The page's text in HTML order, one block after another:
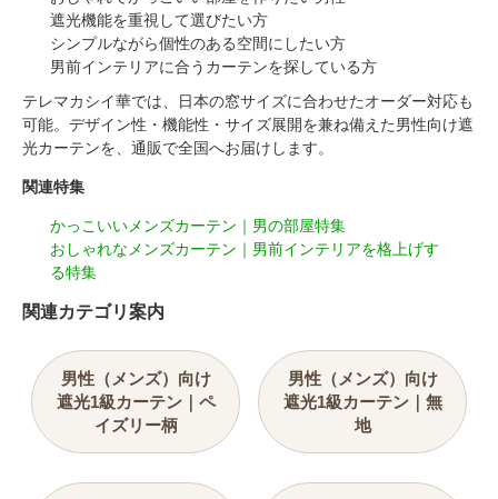
遮光機能を重視して選びたい方
シンプルながら個性のある空間にしたい方
男前インテリアに合うカーテンを探している方
テレマカシイ華では、日本の窓サイズに合わせたオーダー対応も
可能。デザイン性・機能性・サイズ展開を兼ね備えた男性向け遮
光カーテンを、通販で全国へお届けします。
関連特集
かっこいいメンズカーテン｜男の部屋特集
おしゃれなメンズカーテン｜男前インテリアを格上げす
る特集
関連カテゴリ案内
男性（メンズ）向け
遮光1級カーテン｜ペ
イズリー柄
男性（メンズ）向け
遮光1級カーテン｜無
地